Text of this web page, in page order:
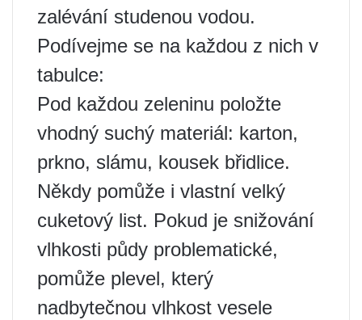
zalévání studenou vodou.
Podívejme se na každou z nich v
tabulce:
Pod každou zeleninu položte
vhodný suchý materiál: karton,
prkno, slámu, kousek břidlice.
Někdy pomůže i vlastní velký
cuketový list. Pokud je snižování
vlhkosti půdy problematické,
pomůže plevel, který
nadbytečnou vlhkost vesele